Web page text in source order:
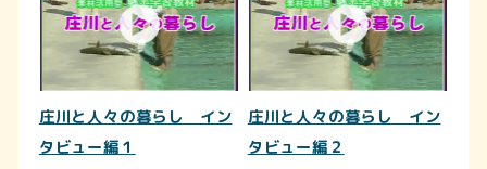
庄川と人々の暮らし イン
タビュー編１
庄川と人々の暮らし イン
タビュー編２